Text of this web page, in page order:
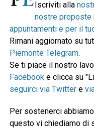
Iscriviti alla
nostre proposte
appuntamenti e per il
Rimani aggiornato su
Piemonte Telegram.
Se ti piace il nostro
Facebooke clicca su
seguirci via Twittere
Per sostenerci
questo vi chiediamo di